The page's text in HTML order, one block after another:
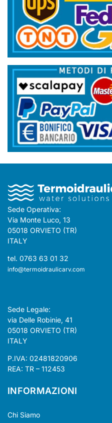
Sede Operativa:
Via Monte Luco, 13
05018 ORVIETO (TR)
ITALY
tel. 0763 63 01 32
info@termoidraulicarv.com
Sede Legale:
via Delle Robinie, 41
05018 ORVIETO (TR)
ITALY
P.IVA: 02481820906
REA: TR – 112453
INFORMAZIONI
Chi Siamo